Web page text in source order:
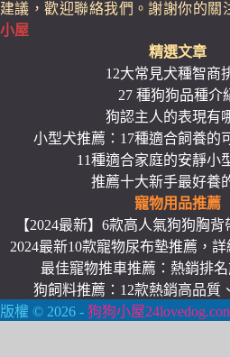
建議，歡迎聯絡我們。謝謝你的關
小屋
精選文章
12大常見犬種智商
27 種狗狗品種介
狗認主人的表現有
小型犬推薦：17種適合飼養的
11種適合家庭的安靜小
推薦十大新手最好養
寵物用品推薦
【2024最新】6款高人氣狗狗胸
2024最新10款寵物尿布墊推薦，
最佳寵物推車推薦：熱銷排名
狗飼料推薦：12款熱銷高品質
版權 © 2026 - 狗狗小屋